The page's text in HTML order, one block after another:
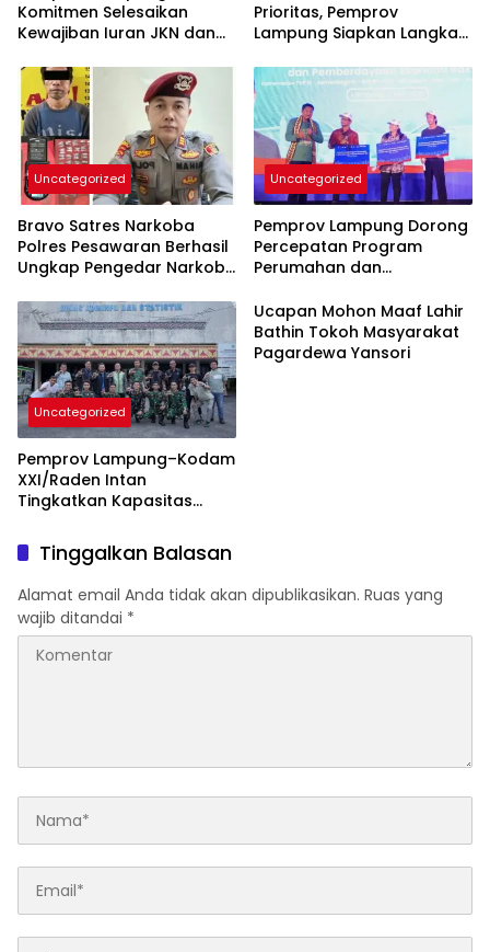
Komitmen Selesaikan
Kewajiban Iuran JKN dan
Kepesertaan BPJS
Kesehatan
Prioritas, Pemprov
Lampung Siapkan Langkah
Uncategorized
Bravo Satres Narkoba
Polres Pesawaran Berhasil
Ungkap Pengedar Narkoba
Uncategorized
Pemprov Lampung Dorong
Percepatan Program
Perumahan dan
Rakyat
Uncategorized
Pemprov Lampung–Kodam
XXI/Raden Intan
Tingkatkan Kapasitas
Komunikasi Publik
Ucapan Mohon Maaf Lahir
Bathin Tokoh Masyarakat
Pagardewa Yansori
Tinggalkan Balasan
Alamat email Anda tidak akan dipublikasikan. Ruas yang
wajib ditandai *